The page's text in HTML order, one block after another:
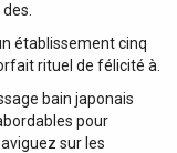
établissement cinq
rituel de félicité à.
bain japonais
pour
sur les